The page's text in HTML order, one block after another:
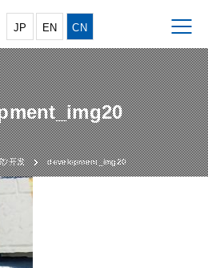
JP EN CN
/开发 development_img20